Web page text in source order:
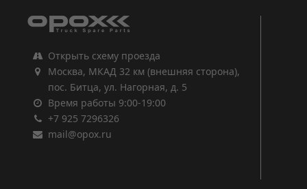
Открыть схему проезда
Москва, МКАД 32 км (внешняя сторона),
пос. Битца, ул. Нагорная, д. 5
Время работы 9:00-19:00
+7 925 7296326
mail@opox.ru